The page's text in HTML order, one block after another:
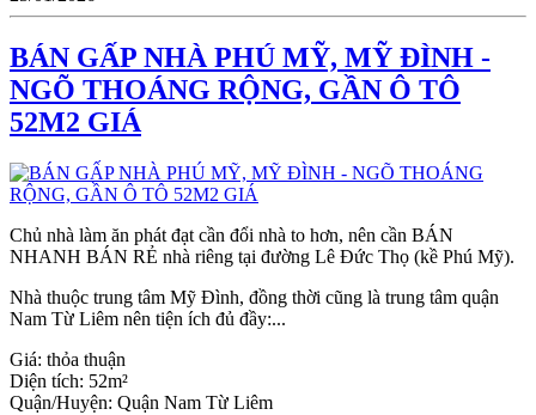
BÁN GẤP NHÀ PHÚ MỸ, MỸ ĐÌNH -
NGÕ THOÁNG RỘNG, GẦN Ô TÔ
52M2 GIÁ
Chủ nhà làm ăn phát đạt cần đổi nhà to hơn, nên cần BÁN
NHANH BÁN RẺ nhà riêng tại đường Lê Đức Thọ (kề Phú Mỹ).
Nhà thuộc trung tâm Mỹ Đình, đồng thời cũng là trung tâm quận
Nam Từ Liêm nên tiện ích đủ đầy:...
Giá: thỏa thuận
Diện tích: 52m²
Quận/Huyện: Quận Nam Từ Liêm